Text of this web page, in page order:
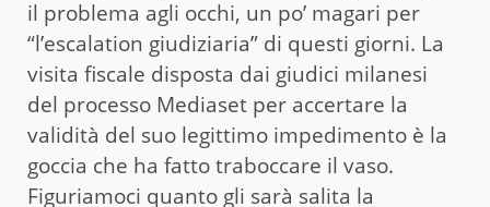
il problema agli occhi, un po’ magari per
“l’escalation giudiziaria” di questi giorni. La
visita fiscale disposta dai giudici milanesi
del processo Mediaset per accertare la
validità del suo legittimo impedimento è la
goccia che ha fatto traboccare il vaso.
Figuriamoci quanto gli sarà salita la